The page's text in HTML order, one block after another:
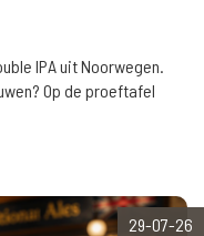
IPA uit Noorwegen.
Op de proeftafel
29-07-26